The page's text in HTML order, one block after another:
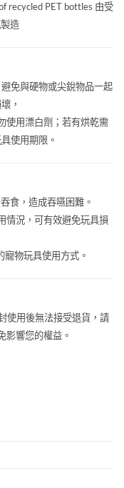
recycled PET bottles 由受
造
免與硬物或尖銳物品一起
，
使用漂白劑；若有烘乾需
使用期限。
食，造成吞嚥困難。
情況，可有效避免玩具損
物玩具使用方式。
使用後無法接受退貨，請
影響您的權益。